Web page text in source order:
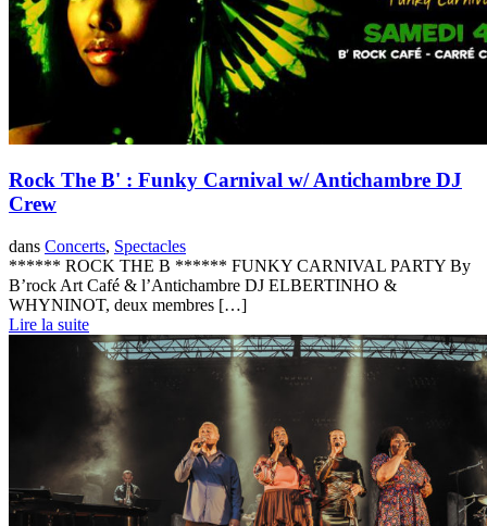
Rock The B' : Funky Carnival w/ Antichambre DJ
Crew
dans Concerts, Spectacles
****** ROCK THE B ****** FUNKY CARNIVAL PARTY By
B’rock Art Café & l’Antichambre DJ ELBERTINHO &
WHYNINOT, deux membres […]
Lire la suite